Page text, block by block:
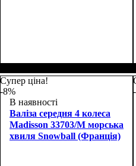
75х50х30
Супер ціна!
-8%
В наявності
Валіза середня 4 колеса
Madisson 33703/M морська
хвиля Snowball (Франція)